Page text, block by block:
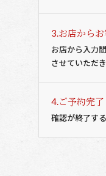
3.お店から
お店から入力
させていただき
4.ご予約完了
確認が終了す